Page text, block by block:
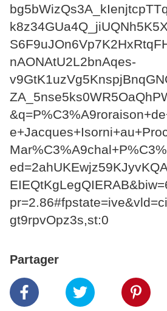
nAONAtU2L2bnAqes-
gt9rpvOpz3s,st:0
Partager